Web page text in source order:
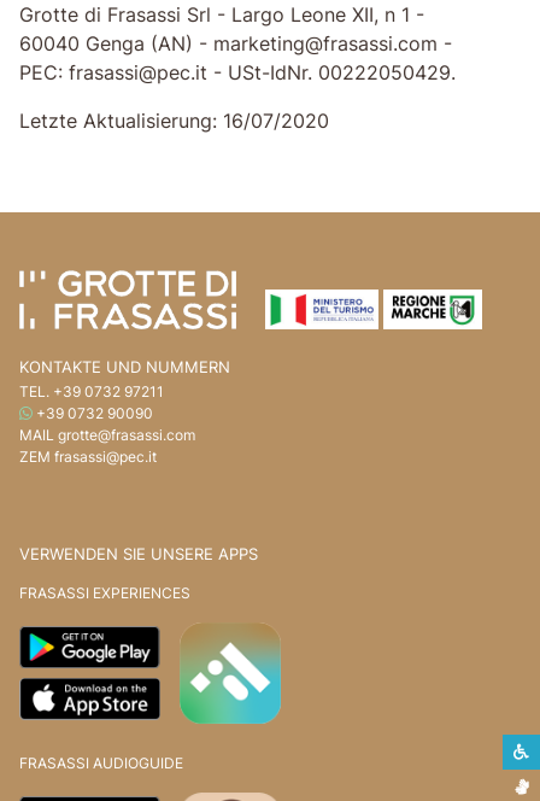
Grotte di Frasassi Srl - Largo Leone XII, n 1 -
60040 Genga (AN) - marketing@frasassi.com -
PEC: frasassi@pec.it - USt-IdNr. 00222050429.
Letzte Aktualisierung: 16/07/2020
KONTAKTE UND NUMMERN
TEL. +39 0732 97211
WHATSAPP
+39 0732 90090
MAIL grotte@frasassi.com
ZEM frasassi@pec.it
VERWENDEN SIE UNSERE APPS
FRASASSI EXPERIENCES
FRASASSI AUDIOGUIDE